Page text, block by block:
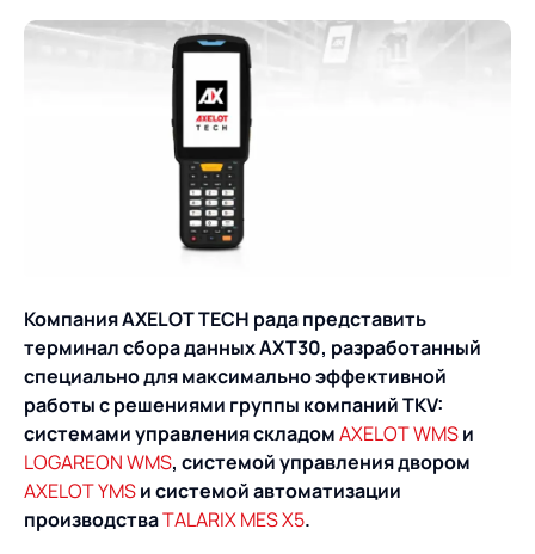
База знаний
Управление цепями
Управление складами
Управление перевозками
и транспортным парком
Интегрированное
планирование
Управление
Логистический
консалтинг
Роботизация
Оборудование для склада
консалтинг
Автоматизация
процессов
Техническое оснащение
Постпроектное
сопровождение
опытом вместе с AXELOT
Облачные сервисы
Формирование центров
компетенций
Новости
Мероприятия
СМИ о нас
Архив мероприятий
Проекты
Проекты
Контакты
Компания AXELOT TECH рада представить
терминал сбора данных AXT30, разработанный
специально для максимально эффективной
работы с решениями группы компаний TKV:
системами управления складомAXELOT WMSи
LOGAREON WMS, системой управления двором
AXELOT YMSи системой автоматизации
производстваTALARIX MES X5.